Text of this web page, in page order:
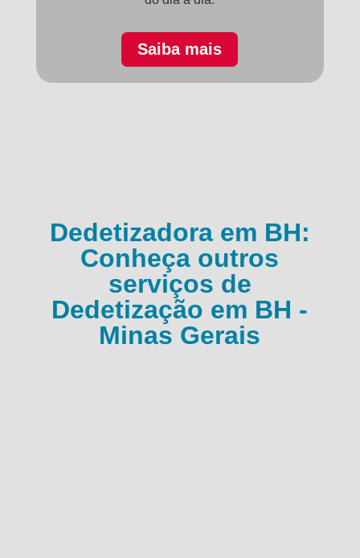
Saiba mais
Dedetizadora em BH:
Conheça outros
serviços de
Dedetização em BH -
Minas Gerais